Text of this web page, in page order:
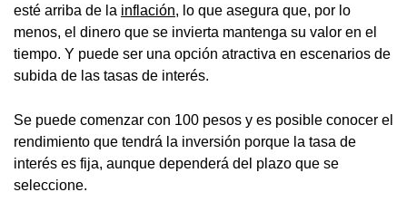
esté arriba de la inflación, lo que asegura que, por lo
menos, el dinero que se invierta mantenga su valor en el
tiempo. Y puede ser una opción atractiva en escenarios de
subida de las tasas de interés.
Se puede comenzar con 100 pesos y es posible conocer el
rendimiento que tendrá la inversión porque la tasa de
interés es fija, aunque dependerá del plazo que se
seleccione.